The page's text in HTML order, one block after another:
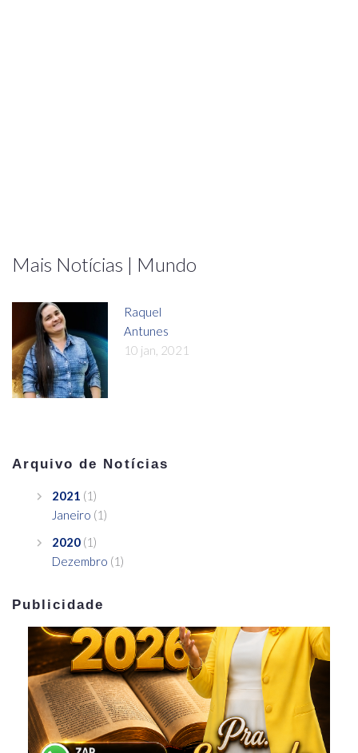
Mais Notícias | Mundo
Raquel
Antunes
10 jan, 2021
Arquivo de Notícias
2021 (1)
Janeiro (1)
2020 (1)
Dezembro (1)
Publicidade